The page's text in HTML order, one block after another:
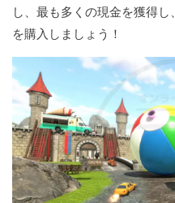
し、最も多くの現金を獲得
を購入しましょう！